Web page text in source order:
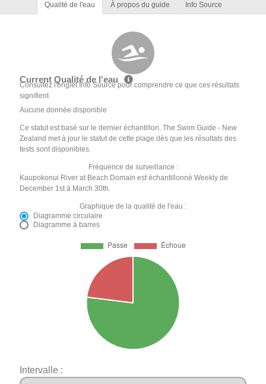
Qualité de l'eau À propos du guide Info Source
Current Qualité de l'eau
Consultez l'onglet Info Source pour comprendre ce que ces résultats
signifient
Aucune donnée disponible
Ce statut est basé sur le dernier échantillon. The Swim Guide - New
Zealand met à jour le statut de cette plage dès que les résultats des
tests sont disponibles.
Fréquence de surveillance :
Kaupokonui River at Beach Domain est échantillonné Weekly de
December 1st à March 30th.
Graphique de la qualité de l'eau :
Diagramme circulaire
Diagramme à barres
Intervalle :